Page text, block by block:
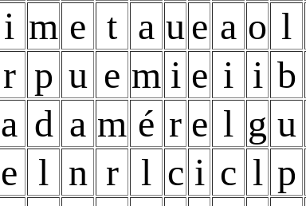
i m e t a ue a o l
r p u e m i e i i b
a d a m é r e l g u
e l n r l c i c l p